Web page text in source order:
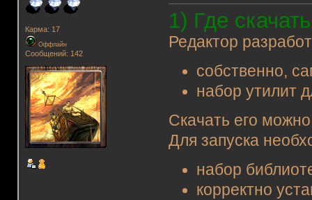
Карма: 17
Оффлайн
Сообщений: 142
1) Где
Редактор
собственно,
набор утилит
Скачать его
Для запуска
набор
корректно